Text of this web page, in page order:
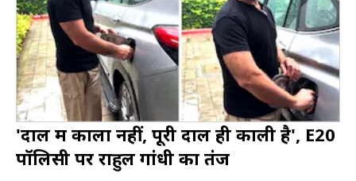
'दाल में काला नहीं, पूरी दाल ही काली है', E20
पॉलिसी पर राहुल गांधी का तंज